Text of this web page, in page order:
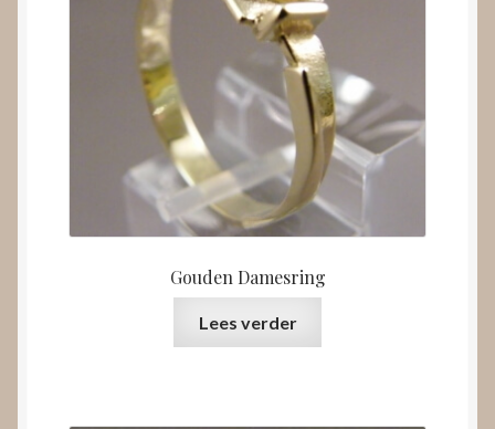
Gouden Damesring
Lees verder